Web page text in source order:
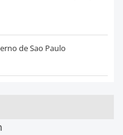
de Sao Paulo